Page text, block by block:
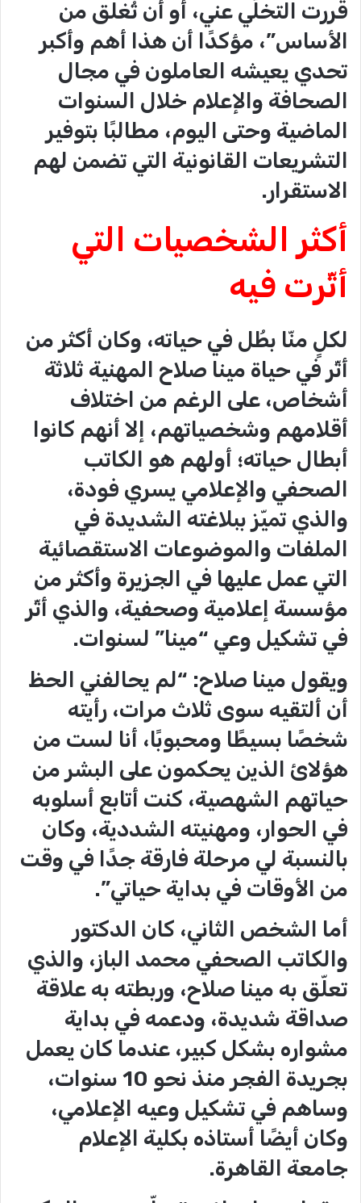
قررت التخلّي عني، أو أن تُغلق من
الأساس”، مؤكدًا أن هذا أهم وأكبر
تحدي يعيشه العاملون في مجال
الصحافة والإعلام خلال السنوات
الماضية وحتى اليوم، مطالبًا بتوفير
التشريعات القانونية التي تضمن لهم
الاستقرار.
أكثر الشخصيات التي
أثّرت فيه
لكلٍ منّا بطُل في حياته، وكان أكثر من
أثّر في حياة مينا صلاح المهنية ثلاثة
أشخاص، على الرغم من اختلاف
أقلامهم وشخصياتهم، إلا أنهم كانوا
أبطال حياته؛ أولهم هو الكاتب
الصحفي والإعلامي يسري فودة،
والذي تميّز ببلاغته الشديدة في
الملفات والموضوعات الاستقصائية
التي عمل عليها في الجزيرة وأكثر من
مؤسسة إعلامية وصحفية، والذي أثّر
في تشكيل وعي “مينا” لسنوات.
ويقول مينا صلاح: “لم يحالفني الحظ
أن ألتقيه سوى ثلاث مرات، رأيته
شخصًا بسيطًا ومحبوبًا، أنا لست من
هؤلائ الذين يحكمون على البشر من
حياتهم الشهصية، كنت أتابع أسلوبه
في الحوار، ومهنيته الشددية، وكان
بالنسبة لي مرحلة فارقة جدًا في وقت
من الأوقات في بداية حياتي”.
أما الشخص الثاني، كان الدكتور
والكاتب الصحفي محمد الباز، والذي
تعلّق به مينا صلاح، وربطته به علاقة
صداقة شديدة، ودعمه في بداية
مشواره بشكل كبير، عندما كان يعمل
بجريدة الفجر منذ نحو 10 سنوات،
وساهم في تشكيل وعيه الإعلامي،
وكان أيضًا أستاذه بكلية الإعلام
جامعة القاهرة.